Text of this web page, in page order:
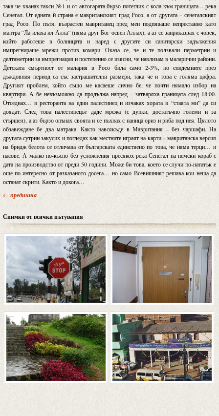
така че хванах такси №1 и от автогарата бързо потеглих с кола към границата – река
Сенегал. От едната й страна е мавританският град Росо, а от другата – сенегалският
град Росо. По пътя, възрастен мавританец пред мен подпяваше непрестанно като
мантра “Ла илаха ил Алла” (няма друг Бог освен Аллах), а аз се заприказвах с човек,
който работеше в болницата и наред с другите си санитарски задължения
импрегнираше мрежи против комари. Оказа се, че и те ползвали перметрин и
делтаметрин за импрегнация и постепенно се изясни, че навлизам в маларични райони.
Детската смъртност от малария в Росо била само 2-3%, но епидемиите през
дъждовния период са със застрашителни размери, така че и това е голяма цифра.
Другият проблем, който също ме касаеше лично бе, че почти нямало избор на
квартири. А бе невъзможно да продължа напред – затваряха границата след 18:00.
Отседнах… в ресторанта на един палестинец и изчаках хората в “стаята ми” да си
доядат. След това палестинецът даде мрежа (с дупки, достатъчно големи и за
стършел), а аз бързо опънах своята и се пъхнах с паница ориз и риба под нея. Цялото
обзавеждане бе два матрака. Както навсякъде в Мавритания – без чаршафи. На
другата сутрин закусих и погледах как местните играят на карти – мавританска версия
на бридж белота се отличава от българската единствено по това, че няма терци… и
пасове. А малко по-късно без усложнения пресякох река Сенегал на немски кораб с
дата на производство от преди 50 години. Може би това, което се случи по-нататък е
още по-интересно от разказаното досега… но само Всевишният решава кои неща да
останат скрити. Както и докога…
← предишна
Снимки от всички пътувания